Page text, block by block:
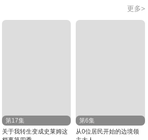
更多>
第17集
关于我转生变成史莱姆这
第6集
从0位居民开始的边境领